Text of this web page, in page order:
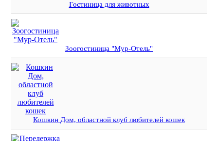
Гостиница для животных
Зоогостиница "Мур-Отель"
Кошкин Дом, областной клуб любителей кошек